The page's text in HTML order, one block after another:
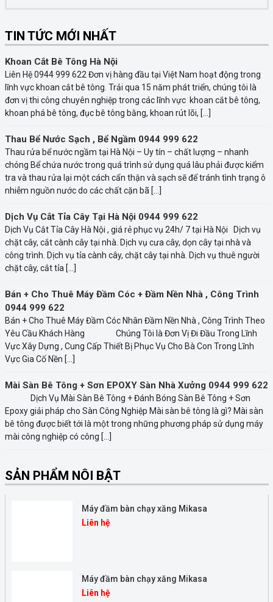
TIN TỨC MỚI NHẤT
Khoan Cắt Bê Tông Hà Nội
Liên Hệ 0944 999 622 Đơn vị hàng đầu tại Việt Nam hoạt động trong
lĩnh vực khoan cắt bê tông. Trải qua 15 năm phát triển, chúng tôi là
đơn vị thi công chuyên nghiệp trong các lĩnh vực khoan cắt bê tông,
khoan phá bê tông, đục bê tông bằng, khoan rút lõi, […]
Thau Bể Nước Sạch , Bể Ngầm 0944 999 622
Thau rửa bể nước ngầm tại Hà Nội – Uy tín – chất lượng – nhanh
chóng Bể chứa nước trong quá trình sử dụng quá lâu phải được kiểm
tra và thau rửa lại một cách cẩn thận và sạch sẽ để tránh tình trạng ô
nhiễm nguồn nước do các chất cặn bã […]
Dịch Vụ Cắt Tỉa Cây Tại Hà Nội 0944 999 622
Dịch Vụ Cắt Tỉa Cây Hà Nội , giá rẻ phục vụ 24h/ 7 tại Hà Nội Dịch vụ
chặt cây, cắt cành cây tại nhà. Dịch vụ cưa cây, dọn cây tại nhà và
công trình. Dịch vụ tỉa cành cây, chặt cây tại nhà. Dịch vụ thuê người
chặt cây, cắt tỉa […]
Bán + Cho Thuê Máy Đầm Cóc + Đầm Nền Nhà , Công Trình
0944 999 622
Bán + Cho Thuê Máy Đầm Cóc Nhân Đầm Nền Nhà , Công Trình Theo
Yêu Cầu Khách Hàng Chúng Tôi là Đơn Vị Đi Đầu Trong Lĩnh
Vực Xây Dựng , Cung Cấp Thiết Bị Phục Vụ Cho Bà Con Trong Lĩnh
Vực Gia Cố Nền […]
Mài Sàn Bê Tông + Sơn EPOXY Sàn Nhà Xưởng 0944 999 622
Dịch Vụ Mài Sàn Bê Tông + Đánh Bóng Sàn Bê Tông + Sơn
Epoxy giải pháp cho Sàn Công Nghiệp Mài sàn bê tông là gì? Mài sàn
bê tông được biết tới là một trong những phương pháp sử dụng máy
mài công nghiệp có công […]
SẢN PHẨM NÔI BẬT
Máy đầm bàn chạy xăng Mikasa
Liên hệ
Máy đầm bàn chạy xăng Mikasa
Liên hệ